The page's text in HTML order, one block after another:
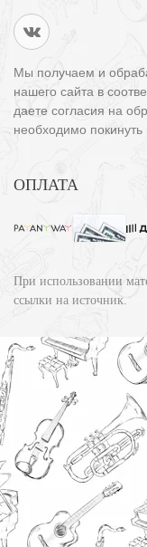
Мы получаем и
нашего сайта в
даете согласия на
необходимо покинуть
ОПЛАТА
При использовании
ссылки на источник.